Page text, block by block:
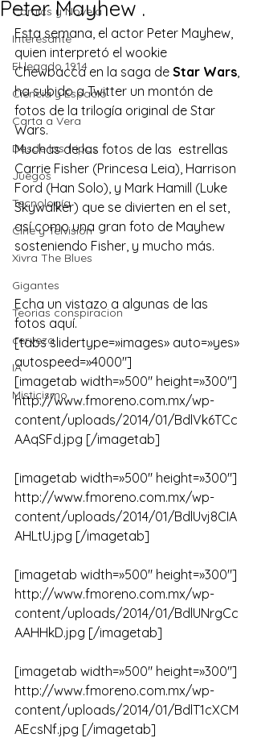
Comics y Novela
Interesante
El legado 1914
Ciencia y Espacio
Carta a Vera
Desde las tripas
Juegos
Tecnología
Cine y Telvisión
Xivra The Blues
Gigantes
Teorias conspiracion
cerveza
IA
Misticismo
Peter Mayhew .
Esta semana, el actor Peter Mayhew,
quien interpretó el wookie
Chewbacca en la saga de Star Wars,
ha subido a Twitter un montón de
fotos de la trilogía original de Star
Wars.
Muchas de las fotos de las  estrellas
Carrie Fisher (Princesa Leia), Harrison
Ford (Han Solo), y Mark Hamill (Luke
Skywalker) que se divierten en el set,
así como una gran foto de Mayhew
sosteniendo Fisher, y mucho más.
Echa un vistazo a algunas de las
fotos aquí.
[tabs slidertype=»images» auto=»yes»
autospeed=»4000″]
[imagetab width=»500″ height=»300″]
http://www.fmoreno.com.mx/wp-
content/uploads/2014/01/BdlVk6TCc
AAqSFd.jpg [/imagetab]
[imagetab width=»500″ height=»300″]
http://www.fmoreno.com.mx/wp-
content/uploads/2014/01/BdlUvj8CIA
AHLtU.jpg [/imagetab]
[imagetab width=»500″ height=»300″]
http://www.fmoreno.com.mx/wp-
content/uploads/2014/01/BdlUNrgCc
AAHHkD.jpg [/imagetab]
[imagetab width=»500″ height=»300″]
http://www.fmoreno.com.mx/wp-
content/uploads/2014/01/BdlT1cXCM
AEcsNf.jpg [/imagetab]